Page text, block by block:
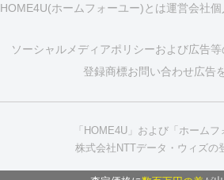
HOME4U(ホームフォーユー)とは運営会社個
ソーシャルメディアポリシーおよび広告
登録商標お問い合わせ広告
「HOME4U」および「ホーム
株式会社NTTデータ・ウィズの